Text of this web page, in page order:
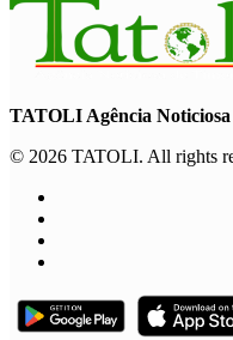
TATOLI Agência
© 2026 TATOLI. All rights